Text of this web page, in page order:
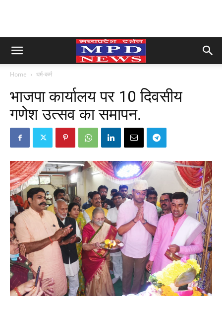
Home धर्म-कर्म
भाजपा कार्यालय पर 10 दिवसीय
गणेश उत्सव का समापन.